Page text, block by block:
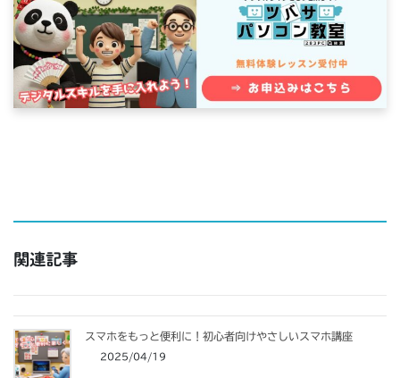
関連記事
スマホをもっと便利に！初心者向けやさしいスマホ講座
2025/04/19